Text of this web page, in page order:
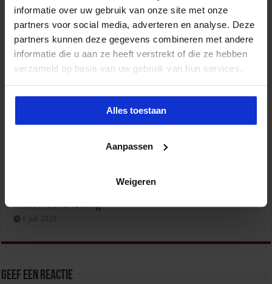
informatie over uw gebruik van onze site met onze
partners voor social media, adverteren en analyse. Deze
partners kunnen deze gegevens combineren met andere
informatie die u aan ze heeft verstrekt of die ze hebben
verzameld op basis van uw gebruik van hun services.
Alles toestaan
Aanpassen
Weigeren
Wijziging Arbobesluit voor invulling dossiers bij
arbeidsongevallen
8 juli 2026
Kabinet werkt aan verbetering aanpak van geweld
kindermishandeling
6 juli 2026
Geef een reactie